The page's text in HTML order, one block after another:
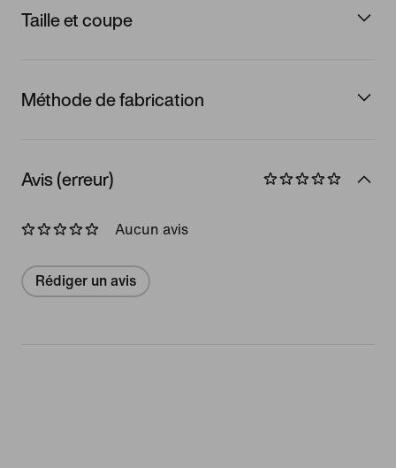
Taille et coupe
Méthode de fabrication
Avis (erreur)
Aucun avis
Rédiger un avis